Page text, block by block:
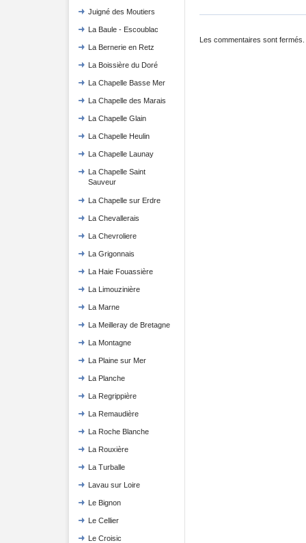
Juigné des Moutiers
La Baule - Escoublac
La Bernerie en Retz
La Boissière du Doré
La Chapelle Basse Mer
La Chapelle des Marais
La Chapelle Glain
La Chapelle Heulin
La Chapelle Launay
La Chapelle Saint
Sauveur
La Chapelle sur Erdre
La Chevallerais
La Chevroliere
La Grigonnais
La Haie Fouassière
La Limouzinière
La Marne
La Meilleray de Bretagne
La Montagne
La Plaine sur Mer
La Planche
La Regrippière
La Remaudière
La Roche Blanche
La Rouxière
La Turballe
Lavau sur Loire
Le Bignon
Le Cellier
Le Croisic
Les commentaires sont fermés.